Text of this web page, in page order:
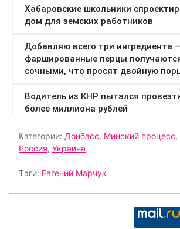
Категории: Донбасс, Минский процесс,
Россия, Украина
Тэги: Евгений Марчук